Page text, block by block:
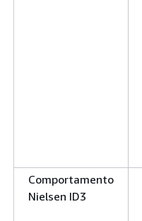
Comportamento
Nielsen ID3